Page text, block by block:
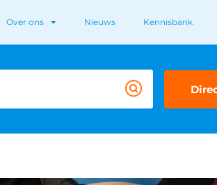
Over ons Nieuws Kennisbank